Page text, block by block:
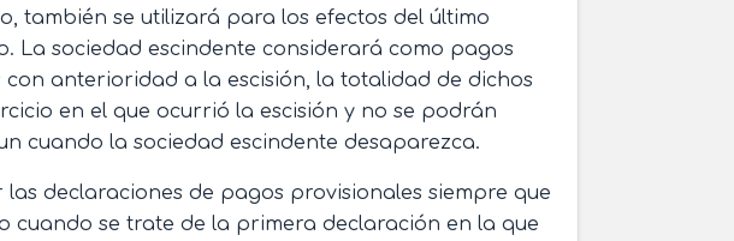
también se utilizará para los efectos del último
La sociedad escindente considerará como pagos
anterioridad a la escisión, la totalidad de dichos
en el que ocurrió la escisión y no se podrán
cuando la sociedad escindente desaparezca.
declaraciones de pagos provisionales siempre que
cuando se trate de la primera declaración en la que